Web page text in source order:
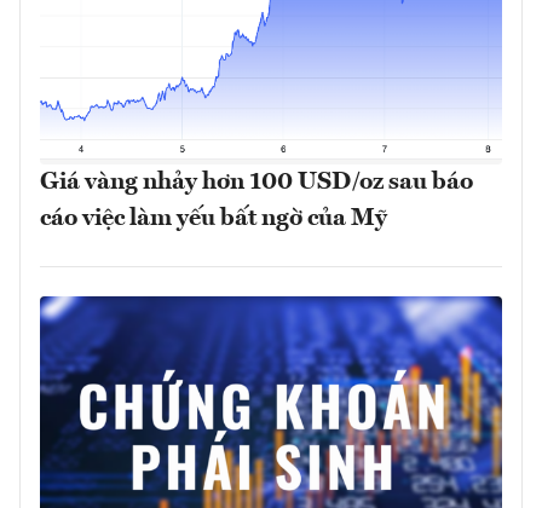
Giá vàng nhảy hơn 100 USD/oz sau báo
cáo việc làm yếu bất ngờ của Mỹ